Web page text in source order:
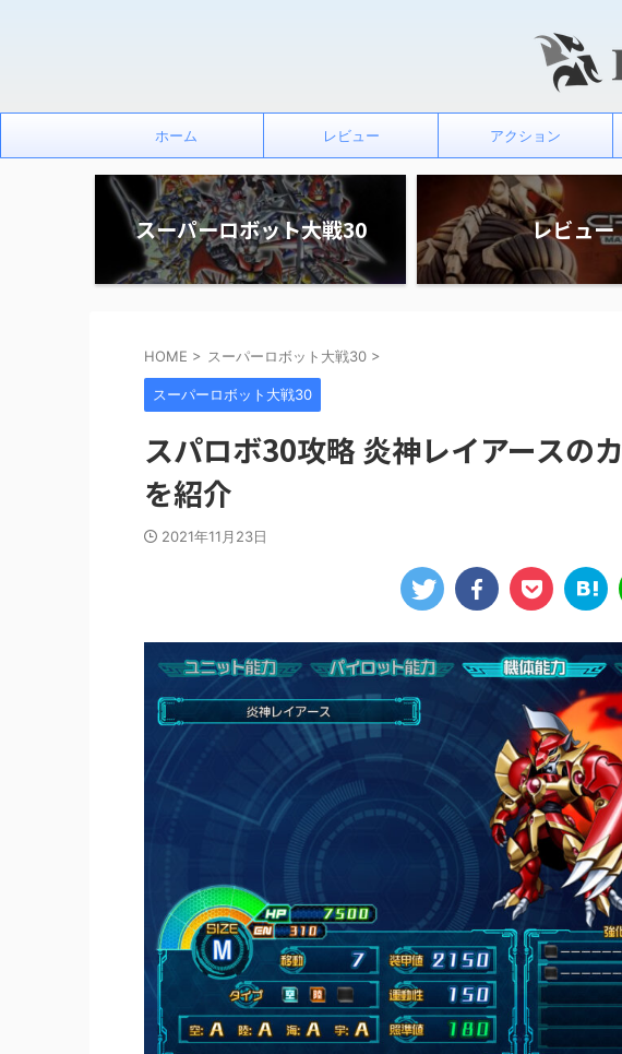
ホーム レビュー アクション
スーパーロボット大戦30 レビュー
HOME > スーパーロボット大戦30 >
スーパーロボット大戦30
スパロボ30攻略 炎神レイアースの
を紹介
2021年11月23日